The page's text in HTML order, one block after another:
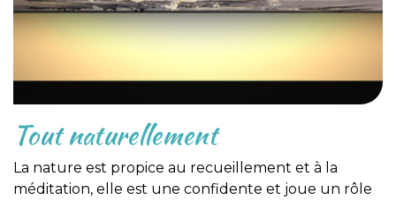
Tout naturellement
La nature est propice au recueillement et à la
méditation, elle est une confidente et joue un rôle